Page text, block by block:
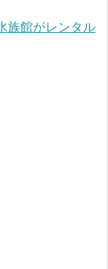
族館がレンタル